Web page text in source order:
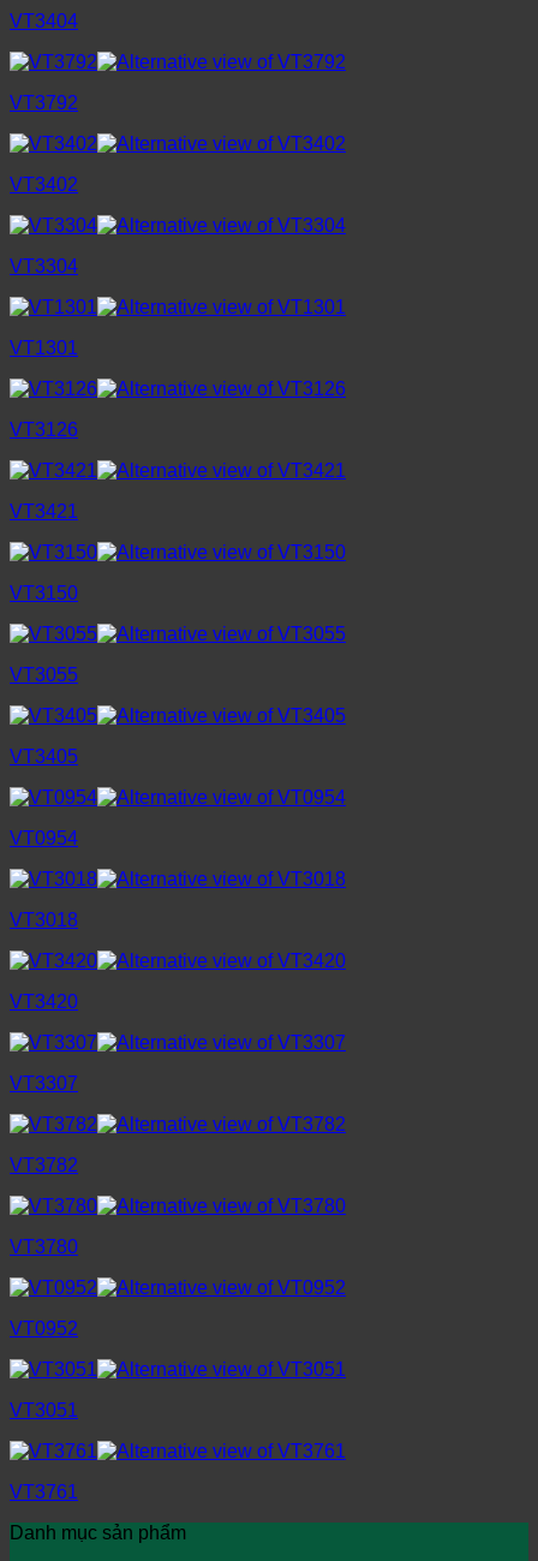
VT3404
VT3792
VT3402
VT3304
VT1301
VT3126
VT3421
VT3150
VT3055
VT3405
VT0954
VT3018
VT3420
VT3307
VT3782
VT3780
VT0952
VT3051
VT3761
Danh mục sản phẩm